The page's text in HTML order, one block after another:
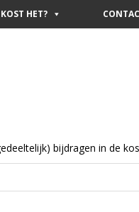
HET?
bijdragen in de